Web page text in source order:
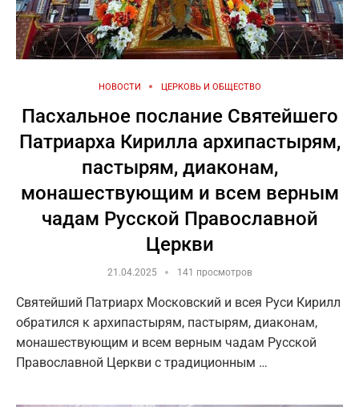
НОВОСТИ ЦЕРКОВЬ И ОБЩЕСТВО
Пасхальное послание Святейшего
Патриарха Кирилла архипастырям,
пастырям, диаконам,
монашествующим и всем верным
чадам Русской Православной
Церкви
21.04.2025 141 просмотров
Святейший Патриарх Московский и всея Руси Кирилл
обратился к архипастырям, пастырям, диаконам,
монашествующим и всем верным чадам Русской
Православной Церкви с традиционным …